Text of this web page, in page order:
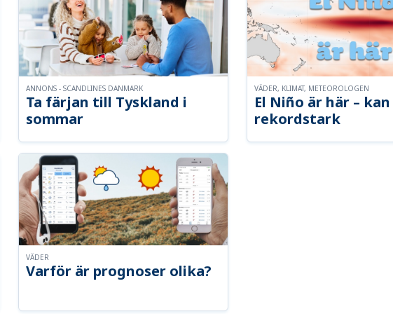
Ta färjan till Tyskland i
sommar
ANNONS - SCANDLINES DANMARK
El Niño är här –
rekordstark
VÄDER, KLIMAT, METEOROLOGEN
Varför är prognoser olika?
VÄDER